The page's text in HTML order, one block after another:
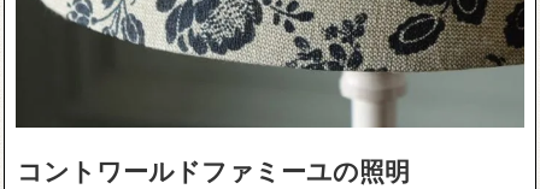
コントワールドファミーユの照明